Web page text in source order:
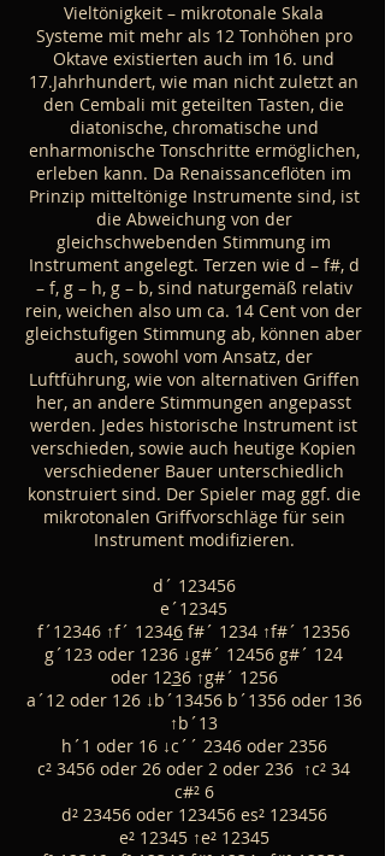
Vieltönigkeit – mikrotonale Skala
Systeme mit mehr als 12 Tonhöhen pro
Oktave existierten auch im 16. und
17.Jahrhundert, wie man nicht zuletzt an
den Cembali mit geteilten Tasten, die
diatonische, chromatische und
enharmonische Tonschritte ermöglichen,
erleben kann. Da Renaissanceflöten im
Prinzip mitteltönige Instrumente sind, ist
die Abweichung von der
gleichschwebenden Stimmung im
Instrument angelegt. Terzen wie d – f#, d
– f, g – h, g – b, sind naturgemäß relativ
rein, weichen also um ca. 14 Cent von der
gleichstufigen Stimmung ab, können aber
auch, sowohl vom Ansatz, der
Luftführung, wie von alternativen Griffen
her, an andere Stimmungen angepasst
werden. Jedes historische Instrument ist
verschieden, sowie auch heutige Kopien
verschiedener Bauer unterschiedlich
konstruiert sind. Der Spieler mag ggf. die
mikrotonalen Griffvorschläge für sein
Instrument modifizieren.
d´ 123456
e´12345
f´12346 ↑f´ 12346 f#´ 1234 ↑f#´ 12356
g´123 oder 1236 ↓g#´ 12456 g#´ 124
oder 1236 ↑g#´ 1256
a´12 oder 126 ↓b´13456 b´1356 oder 136
↑b´13
h´1 oder 16 ↓c´´ 2346 oder 2356
c² 3456 oder 26 oder 2 oder 236 ↑c² 34
c#² 6
d² 23456 oder 123456 es² 123456
e² 12345 ↑e² 12345